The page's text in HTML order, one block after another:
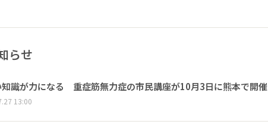
らせ
識が力になる 重症筋無力症の市民講座が10月3日に熊本で開催
13:00